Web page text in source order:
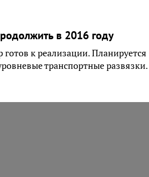
в 2016 году
к реализации. Планируется
транспортные развязки.